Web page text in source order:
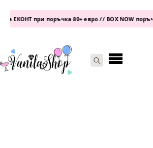
при поръчка 80+ евро // BOX NOW поръчка